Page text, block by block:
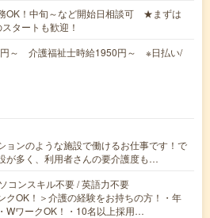
務OK！中旬～など開始日相談可 ★まずは
タートも歓迎！
～ 介護福祉士時給1950円～ ※日払い/
ョンのような施設で働けるお仕事です！で
が多く、利用者さんの要介護度も…
コンスキル不要 / 英語力不要
クOK！＞介護の経験をお持ちの方！・年
WワークOK！・10名以上採用…